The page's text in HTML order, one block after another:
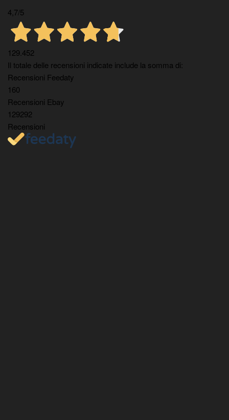
4,7/5
129.452
Il totale delle recensioni indicate include la somma di:
Recensioni Feedaty
160
Recensioni Ebay
129292
Recensioni